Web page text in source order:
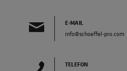
E-MAIL
info@schoeffel-pro.com
TELEFON